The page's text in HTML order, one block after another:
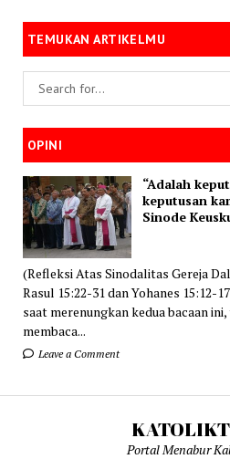
TEMUKAN ARTIKELMU
OPINI
“Adalah
keputusan
Sinode
(Refleksi Atas Sinodalitas Gereja
Rasul 15:22-31 dan Yohanes 15:12-
saat merenungkan kedua bacaan
membaca...
Leave a Comment
Portal Menabur